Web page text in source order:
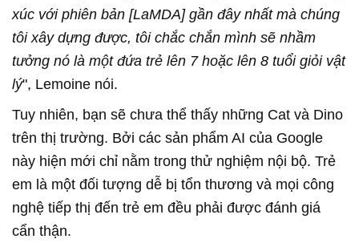
xúc với phiên bản [LaMDA] gần đây nhất mà chúng
tôi xây dựng được, tôi chắc chắn mình sẽ nhầm
tưởng nó là một đứa trẻ lên 7 hoặc lên 8 tuổi giỏi vật
lý", Lemoine nói.
Tuy nhiên, bạn sẽ chưa thể thấy những Cat và Dino
trên thị trường. Bởi các sản phẩm AI của Google
này hiện mới chỉ nằm trong thử nghiệm nội bộ. Trẻ
em là một đối tượng dễ bị tổn thương và mọi công
nghệ tiếp thị đến trẻ em đều phải được đánh giá
cẩn thận.